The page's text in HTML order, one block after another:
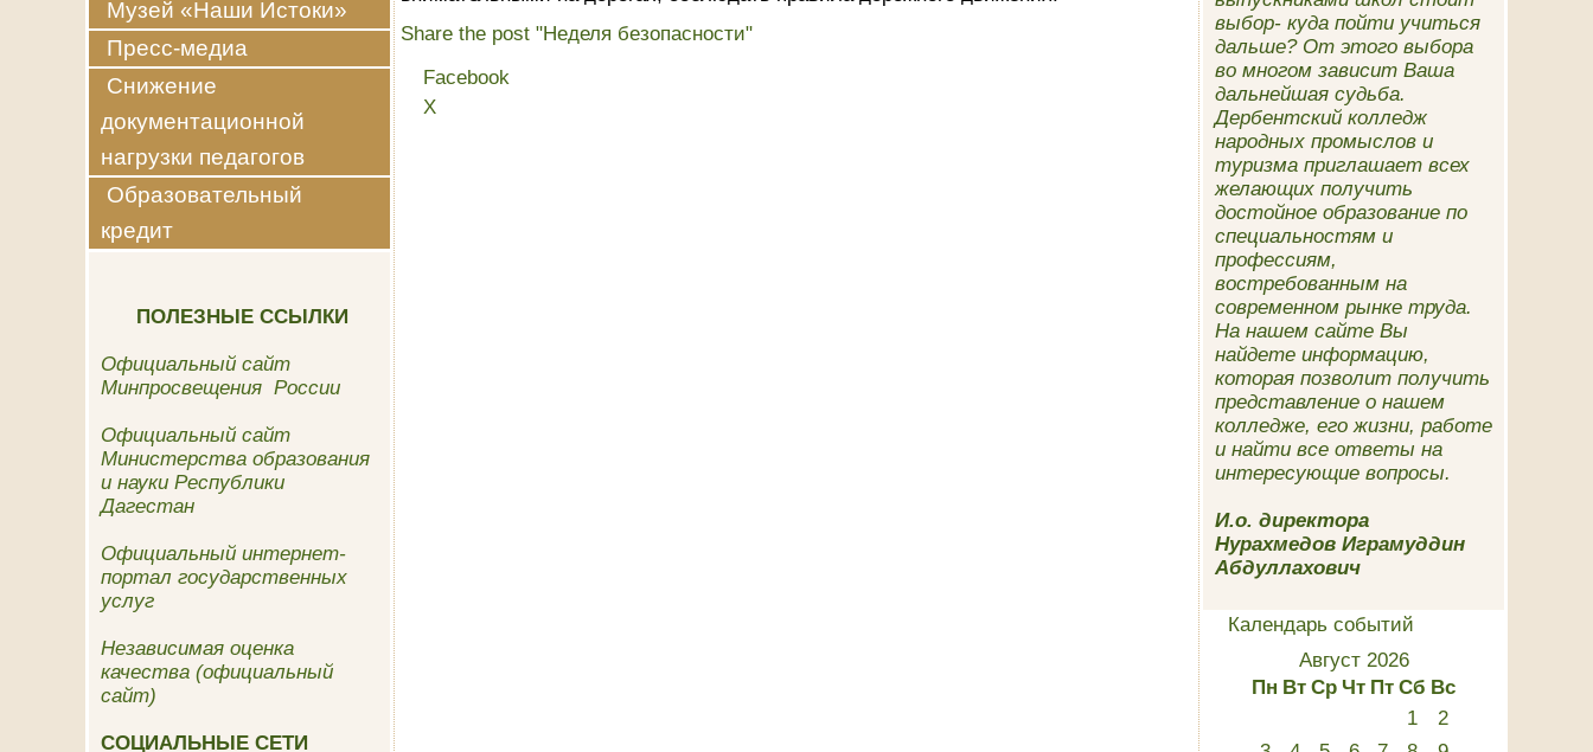
Музей «Наши Истоки»
Пресс-медиа
Снижение
документационной
нагрузки педагогов
Образовательный
кредит
ПОЛЕЗНЫЕ ССЫЛКИ
Официальный сайт
Минпросвещения России
Официальный сайт
Министерства образования
и науки Республики
Дагестан
Официальный интернет-
портал государственных
услуг
Независимая оценка
качества (официальный
сайт)
СОЦИАЛЬНЫЕ СЕТИ
Share the post "Неделя безопасности"
Facebook
X
выбор- куда пойти учиться
дальше? От этого выбора
во многом зависит Ваша
дальнейшая судьба.
Дербентский колледж
народных промыслов и
туризма приглашает всех
желающих получить
достойное образование по
специальностям и
профессиям,
востребованным на
современном рынке труда.
На нашем сайте Вы
найдете информацию,
которая позволит получить
представление о нашем
колледже, его жизни, работе
и найти все ответы на
интересующие вопросы.
И.о. директора
Нурахмедов Играмуддин
Абдуллахович
Календарь событий
Август 2026
Пн Вт Ср Чт Пт Сб Вс
1
2